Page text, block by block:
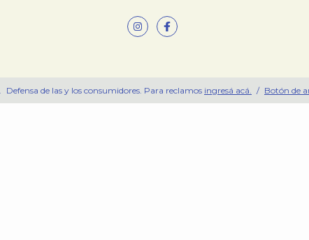
Defensa de las y los consumidores. Para reclamos ingresá acá. / Botón de